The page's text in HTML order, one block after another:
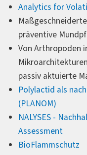
Analytics for
präventive
Von Arthropoden
passiv aktuierte
Polylactid als
(PLANOM)
NALYSES -
Assessment
BioFlammschutz